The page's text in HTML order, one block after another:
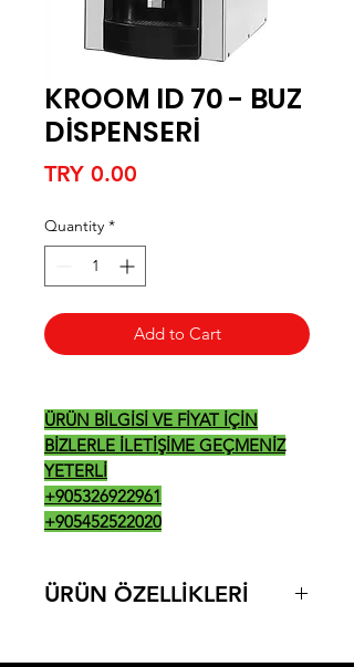
KROOM ID 70 - BUZ
DİSPENSERİ
TRY 0.00
Quantity *
Add to Cart
ÜRÜN BİLGİSİ VE FİYAT İÇİN
BİZLERLE İLETİŞİME GEÇMENİZ
YETERLİ
+905326922961
+905452522020
ÜRÜN ÖZELLİKLERİ